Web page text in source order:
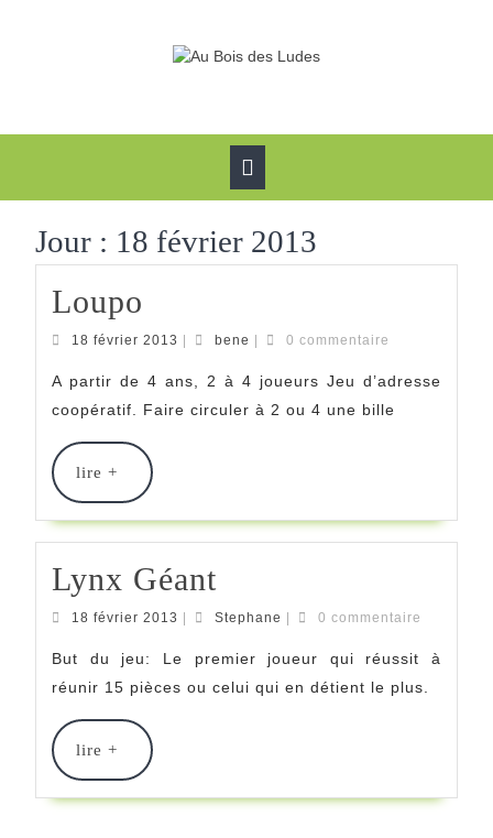
Jour : 18 février 2013
Loupo
18 février 2013 18
2013
| bene bene
| 0 commentaire
A partir de 4 ans, 2 à 4 joueurs Jeu d’adresse
coopératif. Faire circuler à 2 ou 4 une bille
lire +
lire
+
Lynx Géant
Géant
18 février 2013 18
2013
| Stephane Stephane
| 0 commentaire
But du jeu: Le premier joueur qui réussit à
réunir 15 pièces ou celui qui en détient le plus.
lire +
lire
+